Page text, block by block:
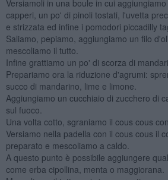
Versiamoli in una boule in cui
capperi, un po' di pinoli tostati, l'uvetta
e strizzata ed infine i pomodori piccadilly
Saliamo, pepiamo, aggiungiamo un filo
mescoliamo il tutto.
Infine grattiamo un po' di scorza di
Prepariamo ora la riduzione d'agrumi:
succo di mandarino, lime e limone.
Aggiungiamo un cucchiaio di zucchero di
sul fuoco.
Una volta cotto, sgraniamo il cous cous
Versiamo nella padella con il cous cous il
preparato e mescoliamo a caldo.
A questo punto è possibile aggiungere
come erba cipollina, menta o maggiorana.